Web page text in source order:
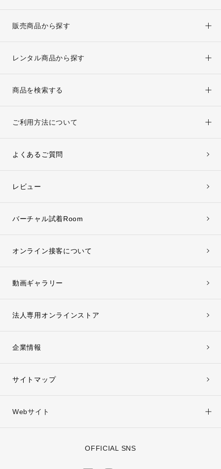
販売商品から探す
レンタル商品から探す
商品を検索する
ご利用方法について
よくあるご質問
レビュー
バーチャル試着Room
オンライン接客について
動画ギャラリー
法人専用オンラインストア
企業情報
サイトマップ
Webサイト
OFFICIAL SNS